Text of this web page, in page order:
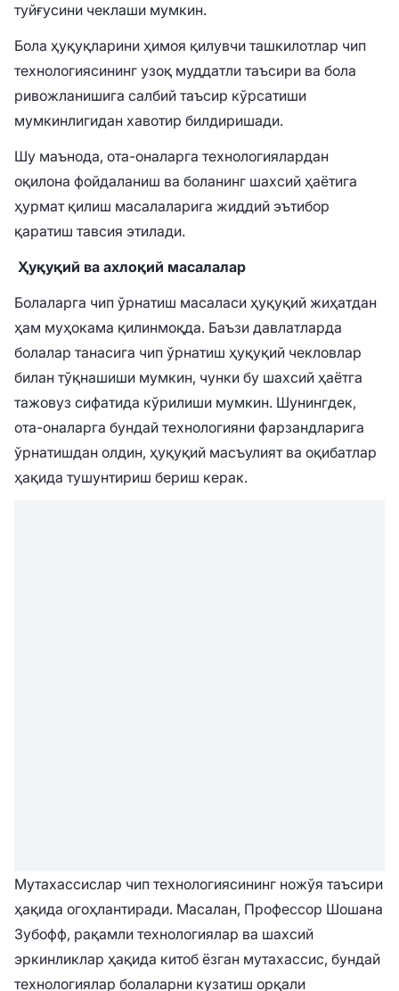
туйғусини чеклаши мумкин.
Бола ҳуқуқларини ҳимоя қилувчи ташкилотлар чип
технологиясининг узоқ муддатли таъсири ва бола
ривожланишига салбий таъсир кўрсатиши
мумкинлигидан хавотир билдиришади.
Шу маънода, ота-оналарга технологиялардан
оқилона фойдаланиш ва боланинг шахсий ҳаётига
ҳурмат қилиш масалаларига жиддий эътибор
қаратиш тавсия этилади.
Ҳуқуқий ва ахлоқий масалалар
Болаларга чип ўрнатиш масаласи ҳуқуқий жиҳатдан
ҳам муҳокама қилинмоқда. Баъзи давлатларда
болалар танасига чип ўрнатиш ҳуқуқий чекловлар
билан тўқнашиши мумкин, чунки бу шахсий ҳаётга
тажовуз сифатида кўрилиши мумкин. Шунингдек,
ота-оналарга бундай технологияни фарзандларига
ўрнатишдан олдин, ҳуқуқий масъулият ва оқибатлар
ҳақида тушунтириш бериш керак.
Мутахассислар чип технологиясининг ножўя таъсири
ҳақида огоҳлантиради. Масалан, Профессор Шошана
Зубофф, рақамли технологиялар ва шахсий
эркинликлар ҳақида китоб ёзган мутахассис, бундай
технологиялар болаларни кузатиш орқали